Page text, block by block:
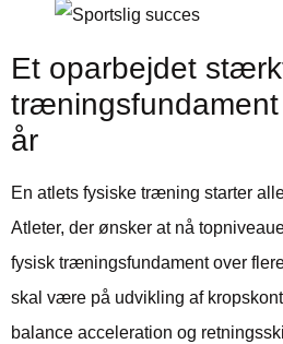
Et oparbejdet
år
En atlets fysiske træning starter
Atleter, der ønsker at nå
fysisk træningsfundament over
skal være på udvikling af
balance acceleration og